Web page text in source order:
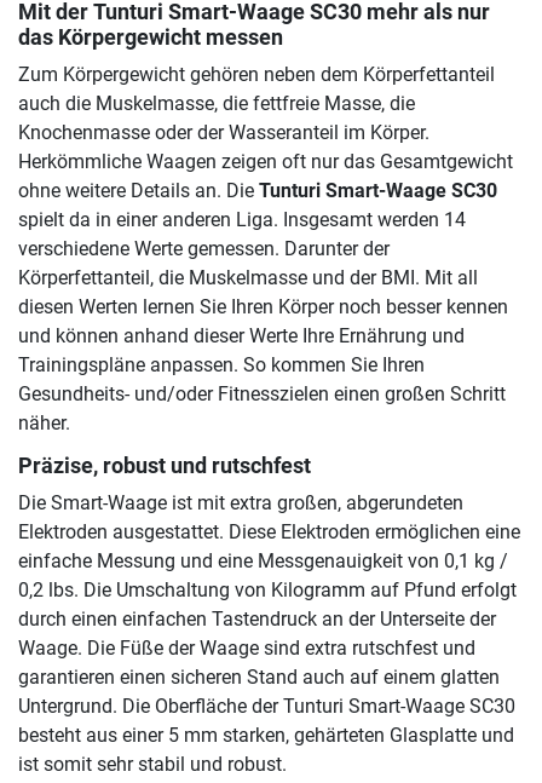
Mit der Tunturi Smart-Waage SC30 mehr als nur
das Körpergewicht messen
Zum Körpergewicht gehören neben dem Körperfettanteil
auch die Muskelmasse, die fettfreie Masse, die
Knochenmasse oder der Wasseranteil im Körper.
Herkömmliche Waagen zeigen oft nur das Gesamtgewicht
ohne weitere Details an. Die Tunturi Smart-Waage SC30
spielt da in einer anderen Liga. Insgesamt werden 14
verschiedene Werte gemessen. Darunter der
Körperfettanteil, die Muskelmasse und der BMI. Mit all
diesen Werten lernen Sie Ihren Körper noch besser kennen
und können anhand dieser Werte Ihre Ernährung und
Trainingspläne anpassen. So kommen Sie Ihren
Gesundheits- und/oder Fitnesszielen einen großen Schritt
näher.
Präzise, robust und rutschfest
Die Smart-Waage ist mit extra großen, abgerundeten
Elektroden ausgestattet. Diese Elektroden ermöglichen eine
einfache Messung und eine Messgenauigkeit von 0,1 kg /
0,2 lbs. Die Umschaltung von Kilogramm auf Pfund erfolgt
durch einen einfachen Tastendruck an der Unterseite der
Waage. Die Füße der Waage sind extra rutschfest und
garantieren einen sicheren Stand auch auf einem glatten
Untergrund. Die Oberfläche der Tunturi Smart-Waage SC30
besteht aus einer 5 mm starken, gehärteten Glasplatte und
ist somit sehr stabil und robust.